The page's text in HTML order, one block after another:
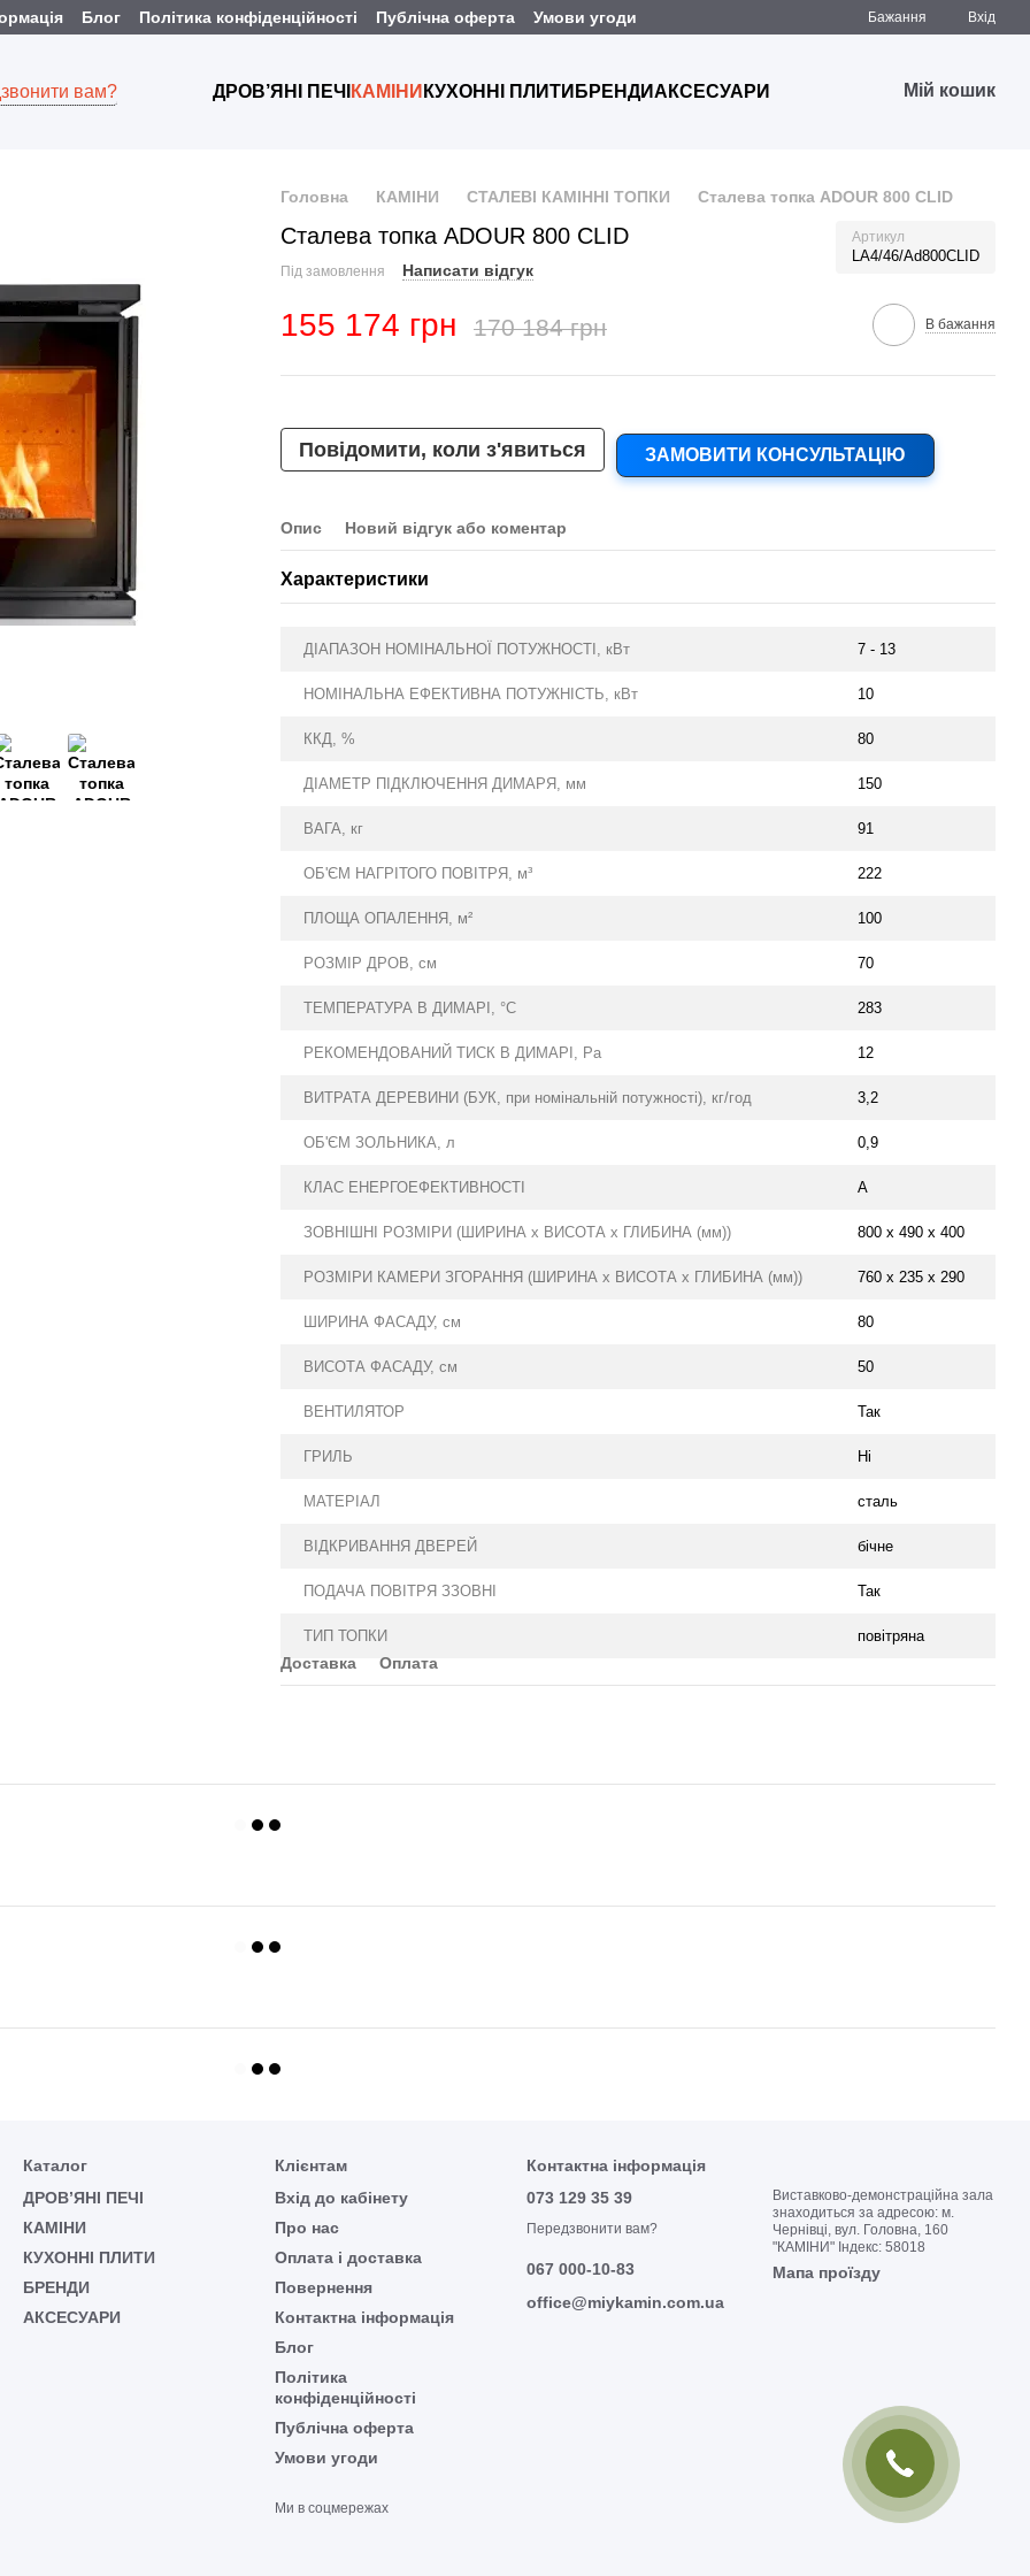
Блог Політика конфіденційності Публічна оферта Умови угоди Бажання Вхід
вам? ДРОВ’ЯНІ ПЕЧІ КАМІНИ КУХОННІ ПЛИТИ БРЕНДИАКСЕСУАРИ Мій кошик
Головна КАМІНИ СТАЛЕВІ КАМІННІ ТОПКИ Сталева топка ADOUR 800 CLID
Сталева топка ADOUR 800 CLID Артикул
LA4/46/Ad800CLID
Під замовлення Написати відгук
155 174 грн 170 184 грн В бажання
Повідомити, коли з'явиться ЗАМОВИТИ КОНСУЛЬТАЦІЮ
Опис Новий відгук або коментар
Характеристики
ДІАПАЗОН НОМІНАЛЬНОЇ ПОТУЖНОСТІ, кВт 7 - 13
НОМІНАЛЬНА ЕФЕКТИВНА ПОТУЖНІСТЬ, кВт 10
ККД, % 80
ДІАМЕТР ПІДКЛЮЧЕННЯ ДИМАРЯ, мм 150
ВАГА, кг 91
ОБ'ЄМ НАГРІТОГО ПОВІТРЯ, м³ 222
ПЛОЩА ОПАЛЕННЯ, м² 100
РОЗМІР ДРОВ, см 70
ТЕМПЕРАТУРА В ДИМАРІ, °С 283
РЕКОМЕНДОВАНИЙ ТИСК В ДИМАРІ, Ра 12
ВИТРАТА ДЕРЕВИНИ (БУК, при номінальній потужності), кг/год 3,2
ОБ'ЄМ ЗОЛЬНИКА, л 0,9
КЛАС ЕНЕРГОЕФЕКТИВНОСТІ А
ЗОВНІШНІ РОЗМІРИ (ШИРИНА х ВИСОТА х ГЛИБИНА (мм)) 800 х 490 х 400
РОЗМІРИ КАМЕРИ ЗГОРАННЯ (ШИРИНА х ВИСОТА х ГЛИБИНА (мм)) 760 х 235 х 290
ШИРИНА ФАСАДУ, см 80
ВИСОТА ФАСАДУ, см 50
ВЕНТИЛЯТОР Так
ГРИЛЬ Ні
МАТЕРІАЛ сталь
ВІДКРИВАННЯ ДВЕРЕЙ бічне
ПОДАЧА ПОВІТРЯ ЗЗОВНІ Так
ТИП ТОПКИ повітряна
Доставка Оплата
Каталог
ДРОВ’ЯНІ ПЕЧІ
КАМІНИ
КУХОННІ ПЛИТИ
БРЕНДИ
АКСЕСУАРИ
Клієнтам
Вхід до кабінету
Про нас
Оплата і доставка
Повернення
Контактна інформація
Блог
Політика
конфіденційності
Публічна оферта
Умови угоди
Ми в соцмережах
Контактна інформація
073 129 35 39
Передзвонити вам?
067 000-10-83
office@miykamin.com.ua
Виставково-демонстраційна зала
знаходиться за адресою: м.
Чернівці, вул. Головна, 160
"КАМІНИ" Індекс: 58018
Мапа проїзду